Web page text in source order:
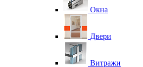
Окна
Двери
Витражи